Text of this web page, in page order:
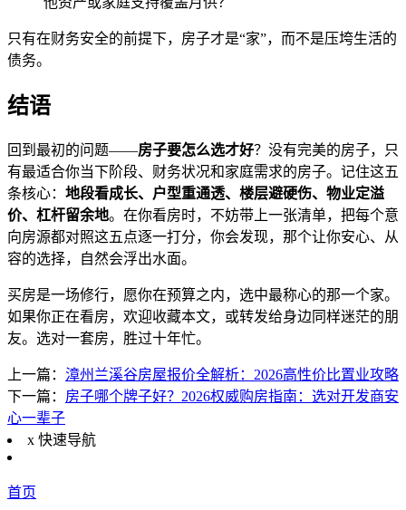
只有在财务安全的前提下，房子才是“家”，而不是压垮生活的
债务。
结语
回到最初的问题——房子要怎么选才好？没有完美的房子，只
有最适合你当下阶段、财务状况和家庭需求的房子。记住这五
条核心： 地段看成长、户型重通透、楼层避硬伤、物业定溢
价、杠杆留余地。在你看房时，不妨带上一张清单，把每个意
向房源都对照这五点逐一打分，你会发现，那个让你安心、从
容的选择，自然会浮出水面。
买房是一场修行，愿你在预算之内，选中最称心的那一个家。
如果你正在看房，欢迎收藏本文，或转发给身边同样迷茫的朋
友。选对一套房，胜过十年忙。
上一篇： 漳州兰溪谷房屋报价全解析：2026高性价比置业攻略
下一篇： 房子哪个牌子好？2026权威购房指南：选对开发商安
心一辈子
x 快速导航
首页